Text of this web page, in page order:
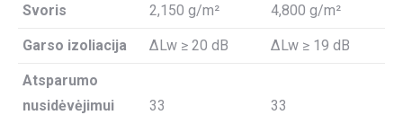
Svoris 2,150 g/m² 4,800 g/m²
Garso izoliacija ΔLw ≥ 20 dB ΔLw ≥ 19 dB
Atsparumo
nusidėvėjimui
33 33